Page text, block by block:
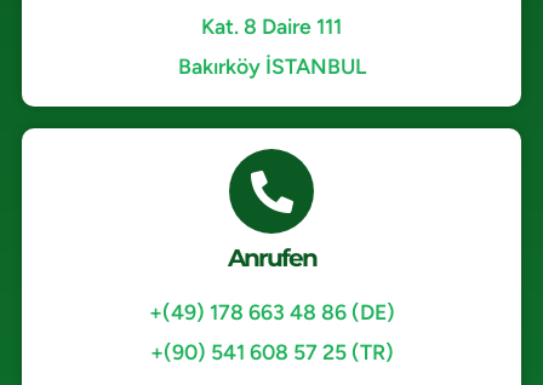
Kat. 8 Daire 111
Bakırköy İSTANBUL
Anrufen
+(49) 178 663 48 86 (DE)
+(90) 541 608 57 25 (TR)